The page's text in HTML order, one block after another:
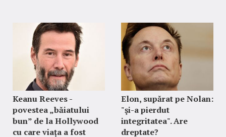
Keanu Reeves -
povestea „băiatului
bun” de la Hollywood
cu care viața a fost
Elon, supărat pe Nolan:
"şi-a pierdut
integritatea". Are
dreptate?